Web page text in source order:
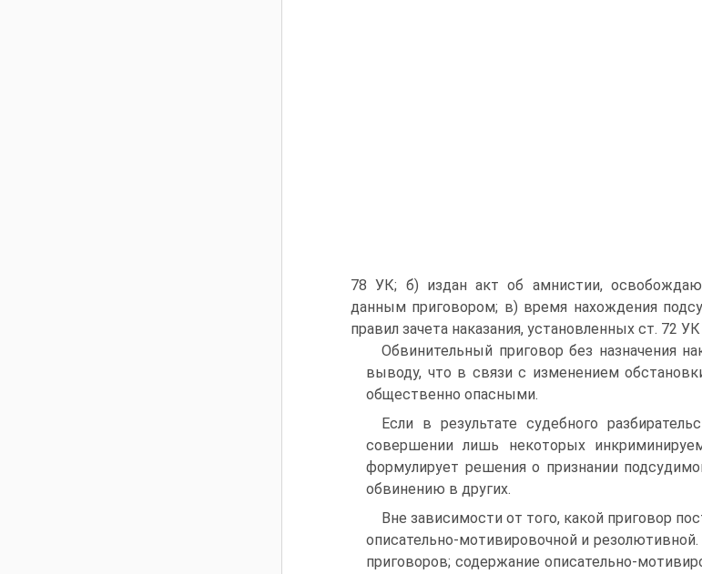
78 УК; б) издан акт об амнистии,
данным приговором; в) время нахождения
правил зачета наказания, установленных ст. 72
Обвинительный приговор без назначения
выводу, что в связи с изменением
общественно опасными.
Если в результате судебного
совершении лишь некоторых
формулирует решения о признании
обвинению в других.
Вне зависимости от того, какой приговор
описательно-мотивировочной и
приговоров; содержание описательно-